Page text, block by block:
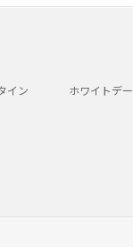
イン ホワイトデー